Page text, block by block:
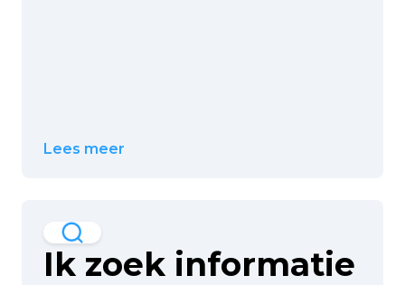
Lees meer
Ik zoek informatie